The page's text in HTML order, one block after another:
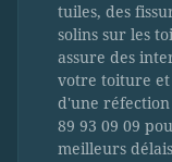
tuiles, des
solins sur les
assure des
votre toiture
d'une réfection
89 93 09 09
meilleurs